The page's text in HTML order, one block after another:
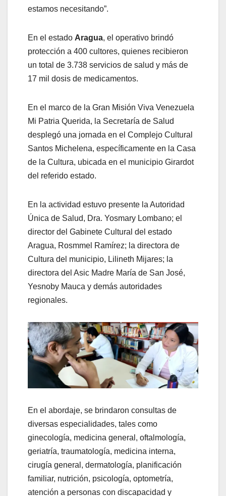
estamos necesitando”.
​En el estado Aragua, el operativo brindó
protección a 400 cultores, quienes recibieron
un total de 3.738 servicios de salud y más de
17 mil dosis de medicamentos.
En el marco de la Gran Misión Viva Venezuela
Mi Patria Querida, la Secretaría de Salud
desplegó una jornada en el Complejo Cultural
Santos Michelena, específicamente en la Casa
de la Cultura, ubicada en el municipio Girardot
del referido estado.
En la actividad estuvo presente la Autoridad
Única de Salud, Dra. Yosmary Lombano; el
director del Gabinete Cultural del estado
Aragua, Rosmmel Ramírez; la directora de
Cultura del municipio, Lilineth Mijares; la
directora del Asic Madre María de San José,
Yesnoby Mauca y demás autoridades
regionales.
En el abordaje, se brindaron consultas de
diversas especialidades, tales como
ginecología, medicina general, oftalmología,
geriatría, traumatología, medicina interna,
cirugía general, dermatología, planificación
familiar, nutrición, psicología, optometría,
atención a personas con discapacidad y